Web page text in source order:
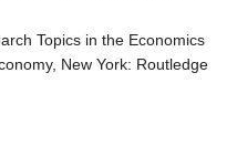
Topics in the Economics
New York: Routledge